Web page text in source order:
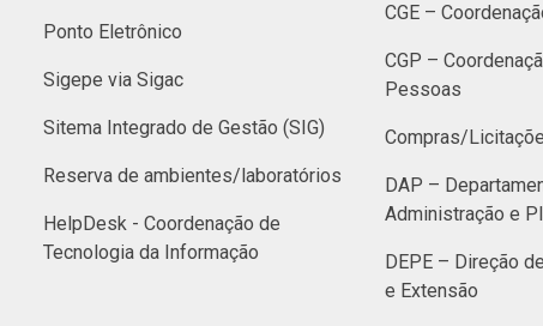
Ponto Eletrônico
Sigepe via Sigac
Sitema Integrado de Gestão (SIG)
Reserva de ambientes/laboratórios
HelpDesk - Coordenação de
Tecnologia da Informação
CGE –
CGP –
Pessoas
Compras/
DAP –
Administração e
DEPE – Direção
e Extensão